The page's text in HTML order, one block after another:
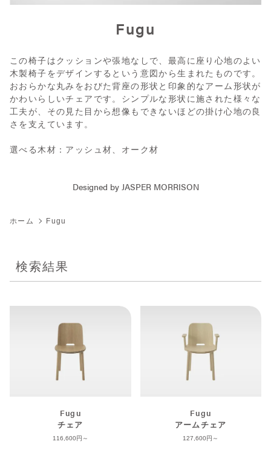
Fugu
この椅子はクッションや張地なしで、最高に座り心地のよい
木製椅子をデザインするという意図から生まれたものです。
おおらかな丸みをおびた背座の形状と印象的なアーム形状が
かわいらしいチェアです。シンプルな形状に施された様々な
工夫が、その見た目から想像もできないほどの掛け心地の良
さを支えています。
選べる木材：アッシュ材、オーク材
Designed by JASPER MORRISON
ホーム Fugu
検索結果
Fugu
チェア
116,600
Fugu
アームチェア
127,600